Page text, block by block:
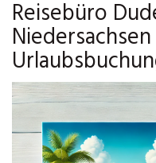
Reisebüro